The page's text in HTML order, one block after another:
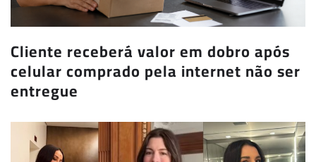
Cliente receberá valor em dobro após
celular comprado pela internet não ser
entregue